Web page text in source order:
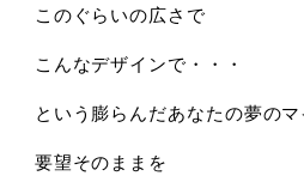
このぐらいの広さで
こんなデザインで・・・
という膨らんだあなたの夢の
要望そのままを